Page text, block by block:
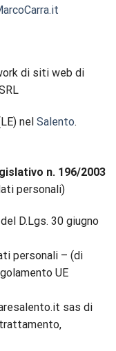
di siti web di
nel Salento.
n. 196/2003
personali)
D.Lgs. 30 giugno
personali – (di
UE
sas di